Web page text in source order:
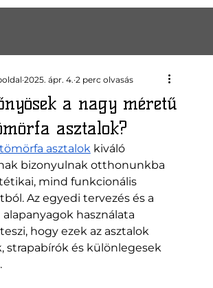
a nagy méretű
asztalok?
2025. ápr. 4. 2 perc olvasás
tömörfa asztalok kiváló
bizonyulnak otthonunkba
mind funkcionális
Az egyedi tervezés és a
használata
hogy ezek az asztalok
strapabírók és különlegesek